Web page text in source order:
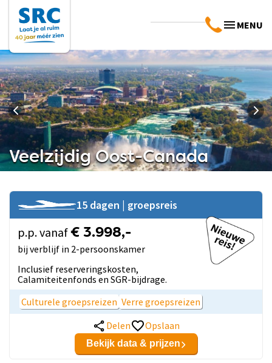
MENU
Veelzijdig Oost-Canada
15 dagen | groepsreis
p.p. vanaf€ 3.998,-
bij verblijf in 2-persoonskamer
Inclusief reserveringskosten,
Calamiteitenfonds en SGR-bijdrage.
Culturele groepsreizen Verre groepsreizen
Delen
Opslaan
Bekijk data & prijzen